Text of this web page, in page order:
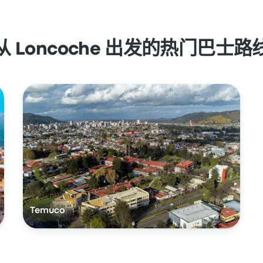
Loncoche 出发的热门巴士路
Temuco